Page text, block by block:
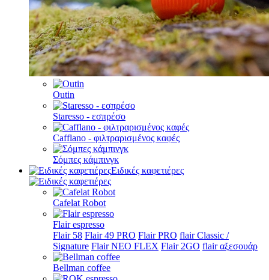
Outin
Staresso - εσπρέσο
Cafflano - φιλτραρισμένος καφές
Σόμπες κάμπινγκ
Ειδικές καφετιέρες
Cafelat Robot
Flair espresso
Flair 58 Flair 49 PRO Flair PRO flair Classic /
Signature Flair NEO FLEX Flair 2GO flair αξεσουάρ
Bellman coffee